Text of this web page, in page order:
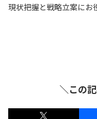
現状把握と戦略立案にお
＼この